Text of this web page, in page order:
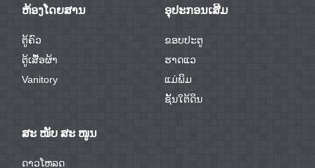
ຫ້ອງໂດຍສານ
ຕູ້ຄົວ
ຕູ້ເສື້ອຜ້າ
Vanitory
ອຸປະກອນເສີມ
ຂອບປະຕູ
ຮາດແວ
ແມ່ພິມ
ຊັ້ນໃຕ້ດິນ
ສະ ໜັບ ສະ ໜູນ
ດາວໂຫລດ